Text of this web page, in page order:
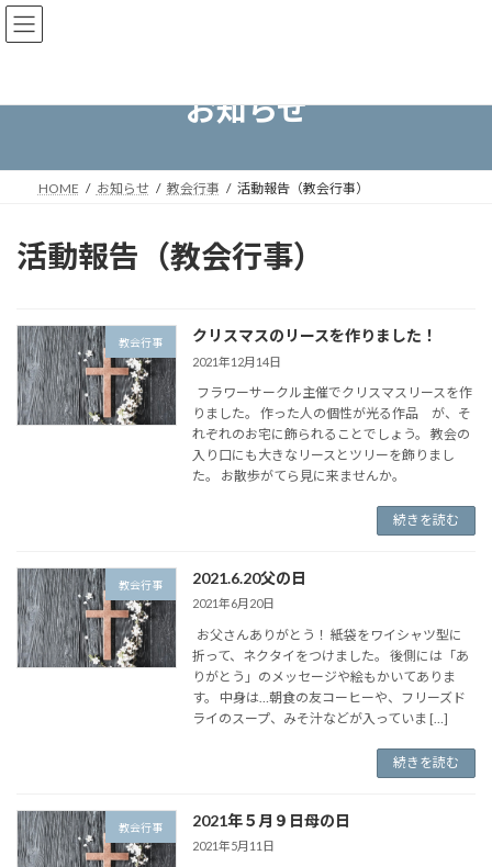
コ
ン
ナ
ビ
お知らせ
HOME お知らせ 教会行事 活動報告（教会行事）
活動報告（教会行事）
教会行事 クリスマスのリースを作りました！
2021年12月14日
フラワーサークル主催でクリスマスリースを作
りました。 作った人の個性が光る作品 が、そ
れぞれのお宅に飾られることでしょう。 教会の
入り口にも大きなリースとツリーを飾りまし
た。 お散歩がてら見に来ませんか。
続きを読む
教会行事 2021.6.20父の日
2021年6月20日
お父さんありがとう！ 紙袋をワイシャツ型に
折って、ネクタイをつけました。 後側には「あ
りがとう」のメッセージや絵もかいてありま
す。 中身は…朝食の友コーヒーや、フリーズド
ライのスープ、みそ汁などが入っていま […]
続きを読む
教会行事 2021年５月９日母の日
2021年5月11日